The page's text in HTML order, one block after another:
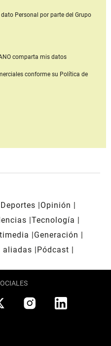
Personal por parte del Grupo
comparta mis datos
conforme su Política de
Deportes
Opinión
Tecnología
Generación
aliadas
Pódcast